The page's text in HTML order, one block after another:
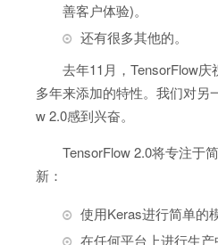
善客户体验)。
还有很多其他的。
去年11月，TensorFlow
多年来添加的特性。我们对另
w 2.0感到兴奋。
TensorFlow 2.0将专注于
新：
使用Keras进行简单的
在任何平台上进行生产